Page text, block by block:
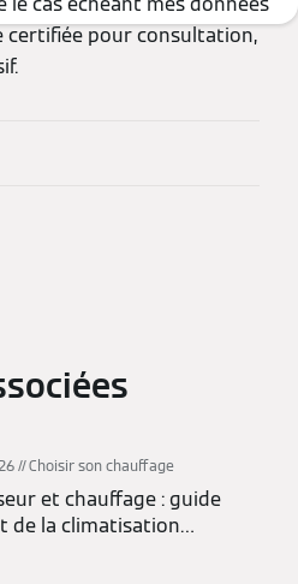
certifiée pour consultation,
Choisir son chauffage
et chauffage : guide
de la climatisation